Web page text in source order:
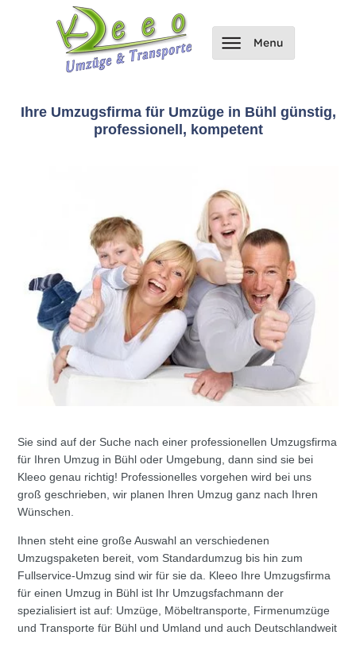
Ihre Umzugsfirma für Umzüge in Bühl günstig,
professionell, kompetent
Sie sind auf der Suche nach einer professionellen Umzugsfirma
für Ihren Umzug in Bühl oder Umgebung, dann sind sie bei
Kleeo genau richtig! Professionelles vorgehen wird bei uns
groß geschrieben, wir planen Ihren Umzug ganz nach Ihren
Wünschen.
Ihnen steht eine große Auswahl an verschiedenen
Umzugspaketen bereit, vom Standardumzug bis hin zum
Fullservice-Umzug sind wir für sie da. Kleeo Ihre Umzugsfirma
für einen Umzug in Bühl ist Ihr Umzugsfachmann der
spezialisiert ist auf: Umzüge, Möbeltransporte, Firmenumzüge
und Transporte für Bühl und Umland und auch Deutschlandweit